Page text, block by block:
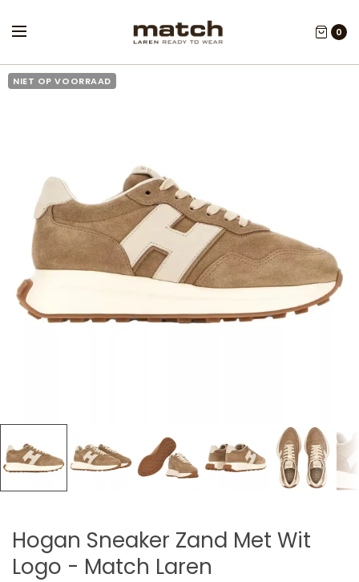
0
NIET OP VOORRAAD
Hogan Sneaker Zand Met Wit
Logo - Match Laren